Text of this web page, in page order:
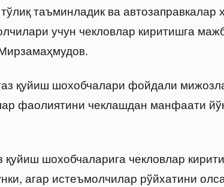
таъминладик ва автозаправкалар
учун чекловлар киритишга
қуйиш шохобчалари фойдали
фаолиятини чеклашдан манфаати
қуйиш шохобчаларига чекловлар
агар истеъмолчилар рўйхатини